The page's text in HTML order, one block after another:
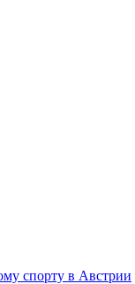
спорту в Австрии